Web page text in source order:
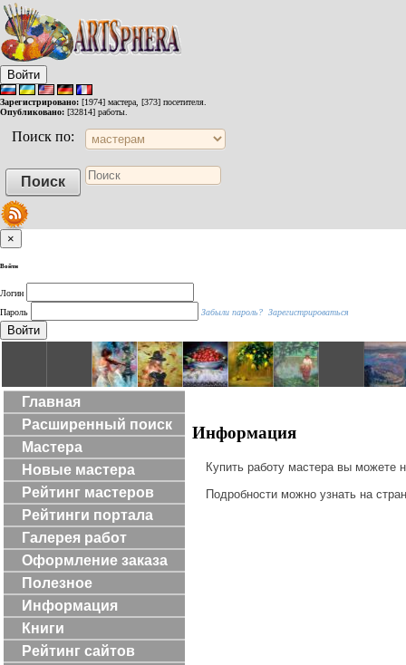
Войти
Зарегистрировано: [1974] мастера, [373] посетителя.
Опубликовано: [32814] работы.
Поиск по:
×
Войти
Логин
Пароль
Забыли пароль? Зарегистрироваться
Войти
Главная
Расширенный поиск
Мастера
Новые мастера
Рейтинг мастеров
Рейтинги портала
Галерея работ
Оформление заказа
Полезное
Информация
Книги
Рейтинг сайтов
Информация
Купить работу мастера вы можете
Подробности можно узнать на